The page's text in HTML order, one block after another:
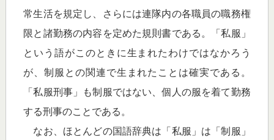
常生活を規定し、さらには連隊内の各職員の職務権
限と諸勤務の内容を定めた規則書である。「私服」
という語がこのときに生まれたわけではなかろう
が、制服との関連で生まれたことは確実である。
「私服刑事」も制服ではない、個人の服を着て勤務
する刑事のことである。
なお、ほとんどの国語辞典は「私服」は「制服」